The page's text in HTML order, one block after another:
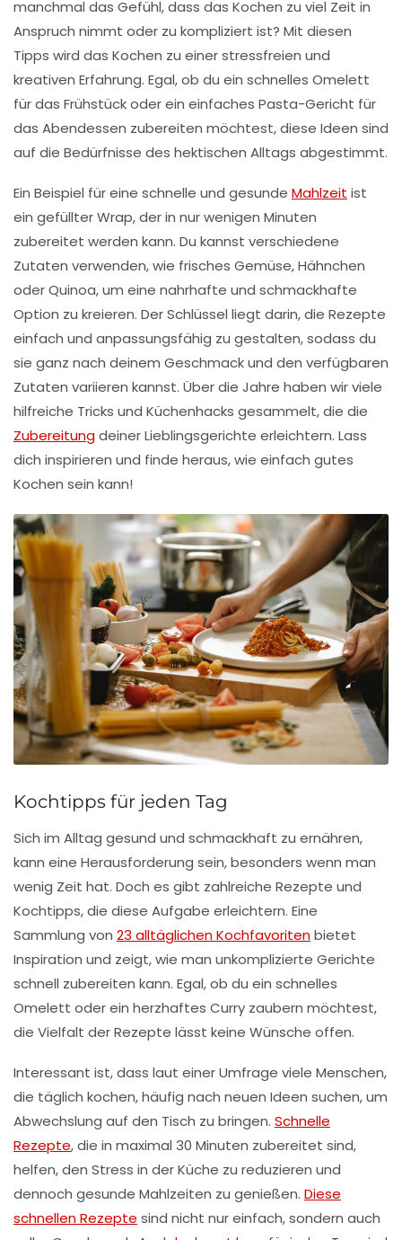
manchmal das Gefühl, dass das Kochen zu viel Zeit in
Anspruch nimmt oder zu kompliziert ist? Mit diesen
Tipps wird das Kochen zu einer stressfreien und
kreativen Erfahrung. Egal, ob du ein schnelles Omelett
für das Frühstück oder ein einfaches Pasta-Gericht für
das Abendessen zubereiten möchtest, diese Ideen sind
auf die Bedürfnisse des hektischen Alltags abgestimmt.
Ein Beispiel für eine schnelle und gesunde Mahlzeit ist
ein gefüllter Wrap, der in nur wenigen Minuten
zubereitet werden kann. Du kannst verschiedene
Zutaten verwenden, wie frisches Gemüse, Hähnchen
oder Quinoa, um eine nahrhafte und schmackhafte
Option zu kreieren. Der Schlüssel liegt darin, die Rezepte
einfach und anpassungsfähig zu gestalten, sodass du
sie ganz nach deinem Geschmack und den verfügbaren
Zutaten variieren kannst. Über die Jahre haben wir viele
hilfreiche Tricks und Küchenhacks gesammelt, die die
Zubereitungdeiner Lieblingsgerichte erleichtern. Lass
dich inspirieren und finde heraus, wie einfach gutes
Kochen sein kann!
Kochtipps für jeden Tag
Sich im Alltag gesund und schmackhaft zu ernähren,
kann eine Herausforderung sein, besonders wenn man
wenig Zeit hat. Doch es gibt zahlreiche Rezepte und
Kochtipps, die diese Aufgabe erleichtern. Eine
Sammlung von 23 alltäglichen Kochfavoritenbietet
Inspiration und zeigt, wie man unkomplizierte Gerichte
schnell zubereiten kann. Egal, ob du ein schnelles
Omelett oder ein herzhaftes Curry zaubern möchtest,
die Vielfalt der Rezepte lässt keine Wünsche offen.
Interessant ist, dass laut einer Umfrage viele Menschen,
die täglich kochen, häufig nach neuen Ideen suchen, um
Abwechslung auf den Tisch zu bringen. Schnelle
Rezepte, die in maximal 30 Minuten zubereitet sind,
helfen, den Stress in der Küche zu reduzieren und
dennoch gesunde Mahlzeiten zu genießen. Diese
schnellen Rezepte sind nicht nur einfach, sondern auch